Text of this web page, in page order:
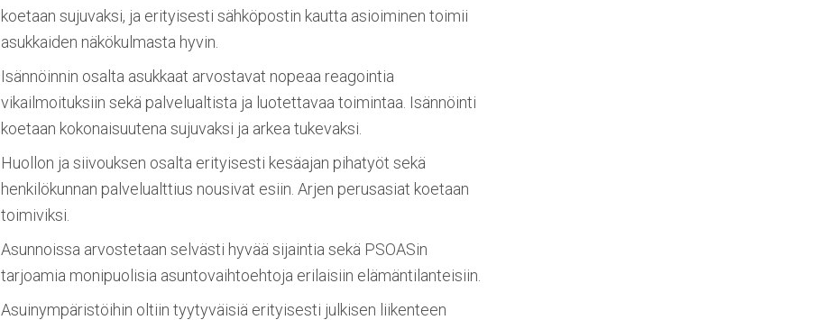
koetaan sujuvaksi, ja erityisesti sähköpostin kautta asioiminen toimii
asukkaiden näkökulmasta hyvin.
Isännöinnin osalta asukkaat arvostavat nopeaa reagointia
vikailmoituksiin sekä palvelualtista ja luotettavaa toimintaa. Isännöinti
koetaan kokonaisuutena sujuvaksi ja arkea tukevaksi.
Huollon ja siivouksen osalta erityisesti kesäajan pihatyöt sekä
henkilökunnan palvelualttius nousivat esiin. Arjen perusasiat koetaan
toimiviksi.
Asunnoissa arvostetaan selvästi hyvää sijaintia sekä PSOASin
tarjoamia monipuolisia asuntovaihtoehtoja erilaisiin elämäntilanteisiin.
Asuinympäristöihin oltiin tyytyväisiä erityisesti julkisen liikenteen